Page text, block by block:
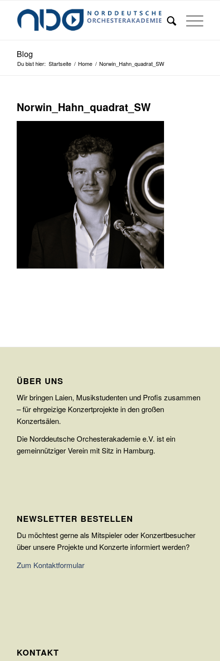
Blog
Du bist hier: Startseite / Home / Norwin_Hahn_quadrat_SW
Norwin_Hahn_quadrat_SW
ÜBER UNS
Wir bringen Laien, Musikstudenten und Profis zusammen
– für ehrgeizige Konzertprojekte in den großen
Konzertsälen.
Die Norddeutsche Orchesterakademie e.V. ist ein
gemeinnütziger Verein mit Sitz in Hamburg.
NEWSLETTER BESTELLEN
Du möchtest gerne als Mitspieler oder Konzertbesucher
über unsere Projekte und Konzerte informiert werden?
Zum Kontaktformular
KONTAKT